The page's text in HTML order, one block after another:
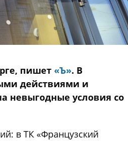
пишет «Ъ». В
действиями и
невыгодные условия со
в ТК «Французский